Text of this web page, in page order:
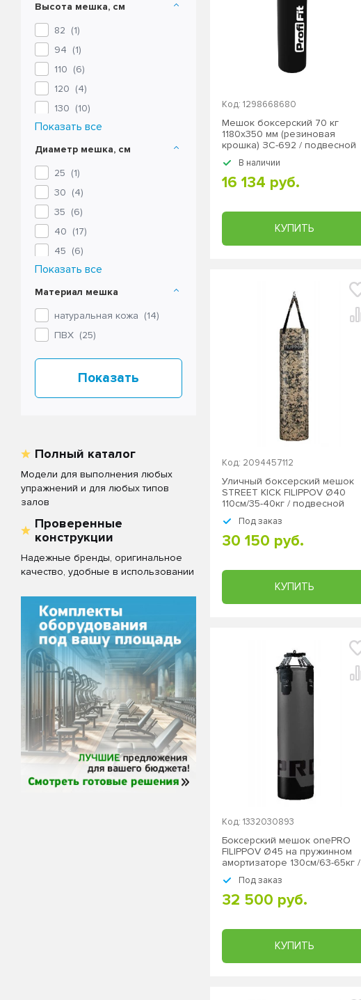
Высота мешка, см
82 (1)
94 (1)
110 (6)
120 (4)
130 (10)
150 (9 )
180 ( 6)
200 (
Показать все
Диаметр мешка, см
25 (1)
30 (4)
35 (6)
40 (17)
45 (6)
50 (3)
60 (2)
Показать все
Материал мешка
натуральная кожа (14)
ПВХ (25)
Полный каталог
Модели для выполнения любых
упражнений и для любых типов
залов
Проверенные
конструкции
Надежные бренды, оригинальное
качество, удобные в использовании
Код: 1298668680
Мешок боксерский 70 кг
1180х350 мм (резиновая
крошка) ЗС-692 / подвесной
В наличии
16 134 руб.
КУПИТЬ
Код: 2094457112
Уличный боксерский мешок
STREET KICK FILIPPOV Ø40
110см/35-40кг / подвесной
Под заказ
30 150 руб.
КУПИТЬ
Код: 1332030893
Боксерский мешок onePRO
FILIPPOV Ø45 на пружинном
амортизаторе 130см/63-65кг /
Под заказ
32 500 руб.
КУПИТЬ